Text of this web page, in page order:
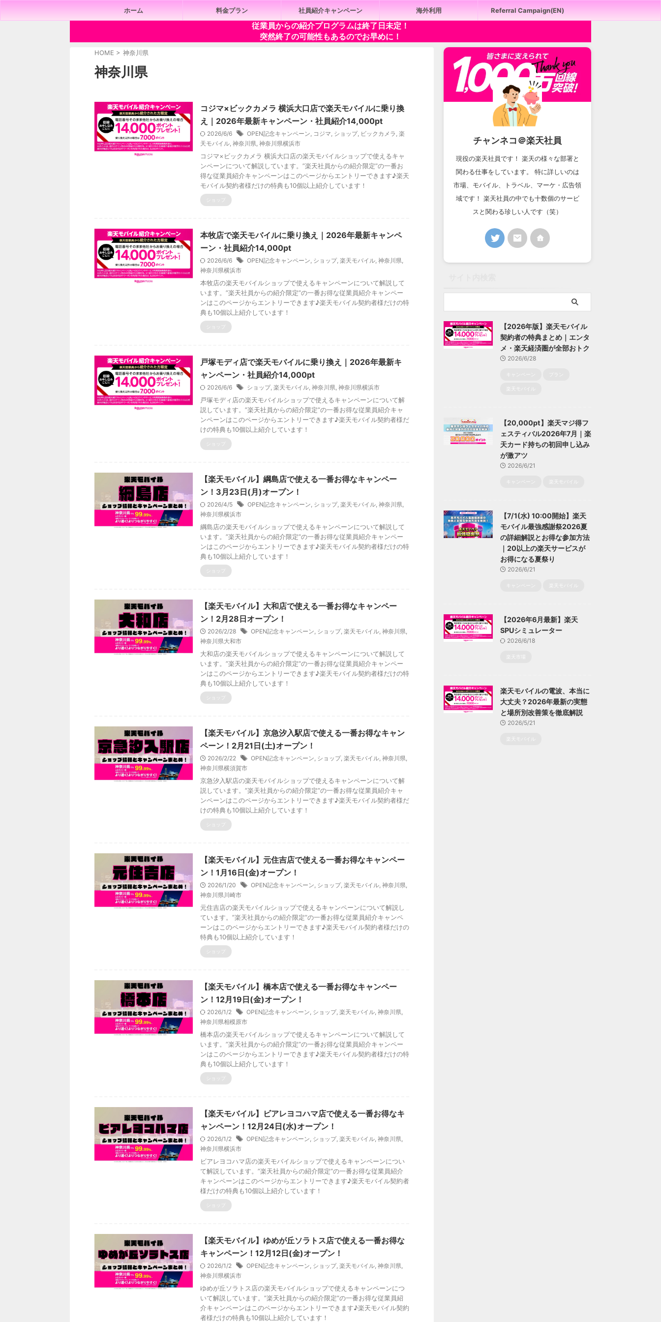
ホーム 料金プラン 社員紹介キャンペーン 海外利用 Referral Campaign(EN)
従業員からの紹介プログラムは終了日未定！
突然終了の可能性もあるのでお早めに！
HOME > 神奈川県
神奈川県
コジマ×ビックカメラ 横浜大口店で楽天モバイルに乗り換
え｜2026年最新キャンペーン・社員紹介14,000pt
2026/6/6 OPEN記念キャンペーン, コジマ, ショップ, ビックカメラ , 楽
天モバイル, 神奈川県, 神奈川県横浜市
コジマ×ビックカメラ 横浜大口店の楽天モバイルショップで使えるキャ
ンペーンについて解説しています。”楽天社員からの紹介限定”の一番お
得な従業員紹介キャンペーンはこのページからエントリーできます♪楽天
モバイル契約者様だけの特典も10個以上紹介しています！
本牧店で楽天モバイルに乗り換え｜2026年最新キャンペ
ーン・社員紹介14,000pt
2026/6/6 OPEN記念キャンペーン, ショップ, 楽天モバイル, 神奈川県,
神奈川県横浜市
本牧店の楽天モバイルショップで使えるキャンペーンについて解説して
います。”楽天社員からの紹介限定”の一番お得な従業員紹介キャンペー
ンはこのページからエントリーできます♪楽天モバイル契約者様だけの特
典も10個以上紹介しています！
戸塚モディ店で楽天モバイルに乗り換え｜2026年最新キ
ャンペーン・社員紹介14,000pt
2026/6/6 ショップ, 楽天モバイル, 神奈川県, 神奈川県横浜市
戸塚モディ店の楽天モバイルショップで使えるキャンペーンについて解
説しています。”楽天社員からの紹介限定”の一番お得な従業員紹介キャ
ンペーンはこのページからエントリーできます♪楽天モバイル契約者様だ
けの特典も10個以上紹介しています！
【楽天モバイル】綱島店で使える一番お得なキャンペー
ン！3月23日(月)オープン！
2026/4/5 OPEN記念キャンペーン, ショップ, 楽天モバイル, 神奈川県,
神奈川県横浜市
綱島店の楽天モバイルショップで使えるキャンペーンについて解説して
います。”楽天社員からの紹介限定”の一番お得な従業員紹介キャンペー
ンはこのページからエントリーできます♪楽天モバイル契約者様だけの特
典も10個以上紹介しています！
【楽天モバイル】大和店で使える一番お得なキャンペー
ン！2月28日オープン！
2026/2/28 OPEN記念キャンペーン, ショップ, 楽天モバイル, 神奈川県,
神奈川県大和市
大和店の楽天モバイルショップで使えるキャンペーンについて解説して
います。”楽天社員からの紹介限定”の一番お得な従業員紹介キャンペー
ンはこのページからエントリーできます♪楽天モバイル契約者様だけの特
典も10個以上紹介しています！
【楽天モバイル】京急汐入駅店で使える一番お得なキャン
ペーン！2月21日(土)オープン！
2026/2/22 OPEN記念キャンペーン, ショップ, 楽天モバイル, 神奈川県,
神奈川県横須賀市
京急汐入駅店の楽天モバイルショップで使えるキャンペーンについて解
説しています。”楽天社員からの紹介限定”の一番お得な従業員紹介キャ
ンペーンはこのページからエントリーできます♪楽天モバイル契約者様だ
けの特典も10個以上紹介しています！
【楽天モバイル】元住吉店で使える一番お得なキャンペー
ン！1月16日(金)オープン！
2026/1/20 OPEN記念キャンペーン, ショップ, 楽天モバイル, 神奈川県,
神奈川県川崎市
元住吉店の楽天モバイルショップで使えるキャンペーンについて解説し
ています。”楽天社員からの紹介限定”の一番お得な従業員紹介キャンペ
ーンはこのページからエントリーできます♪楽天モバイル契約者様だけの
特典も10個以上紹介しています！
【楽天モバイル】橋本店で使える一番お得なキャンペー
ン！12月19日(金)オープン！
2026/1/2 OPEN記念キャンペーン, ショップ, 楽天モバイル, 神奈川県,
神奈川県相模原市
橋本店の楽天モバイルショップで使えるキャンペーンについて解説して
います。”楽天社員からの紹介限定”の一番お得な従業員紹介キャンペー
ンはこのページからエントリーできます♪楽天モバイル契約者様だけの特
典も10個以上紹介しています！
【楽天モバイル】ビアレヨコハマ店で使える一番お得なキ
ャンペーン！12月24日(水)オープン！
2026/1/2 OPEN記念キャンペーン, ショップ, 楽天モバイル, 神奈川県,
神奈川県横浜市
ビアレヨコハマ店の楽天モバイルショップで使えるキャンペーンについ
て解説しています。”楽天社員からの紹介限定”の一番お得な従業員紹介
キャンペーンはこのページからエントリーできます♪楽天モバイル契約者
様だけの特典も10個以上紹介しています！
【楽天モバイル】ゆめが丘ソラトス店で使える一番お得な
キャンペーン！12月12日(金)オープン！
2026/1/2 OPEN記念キャンペーン, ショップ, 楽天モバイル, 神奈川県,
神奈川県横浜市
ゆめが丘ソラトス店の楽天モバイルショップで使えるキャンペーンにつ
いて解説しています。”楽天社員からの紹介限定”の一番お得な従業員紹
介キャンペーンはこのページからエントリーできます♪楽天モバイル契約
者様だけの特典も10個以上紹介しています！
チャンネコ＠楽天社員
現役の楽天社員です！ 楽天の様々な部署と
関わる仕事をしています。 特に詳しいのは
市場、モバイル、トラベル、マーケ・広告領
域です！ 楽天社員の中でも十数個のサービ
スと関わる珍しい人です（笑）
【2026年版】楽天モバイル
契約者の特典まとめ｜エンタ
メ・楽天経済圏が全部おトク
2026/6/28
キャンペーン
楽天モバイル
【20,000pt】楽天マジ得フ
ェスティバル2026年7月｜楽
天カード持ちの初回申し込み
が激アツ
2026/6/21
キャンペーン 楽天モバイル
【7/1(水) 10:00開始】楽天
モバイル最強感謝祭2026夏
の詳細解説とお得な参加方法
｜20以上の楽天サービスが
お得になる夏祭り
2026/6/21
キャンペーン 楽天モバイル
【2026年6月最新】楽天
SPUシミュレーター
2026/6/18
楽天市場
楽天モバイルの電波、本当に
大丈夫？2026年最新の実態
と場所別改善策を徹底解説
2026/5/21
楽天モバイル